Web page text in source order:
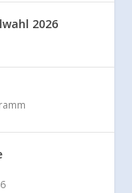
2026